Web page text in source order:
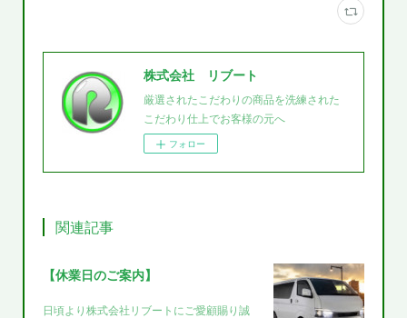
株式会社 リブート
厳選されたこだわりの商品を洗練された
こだわり仕上でお客様の元へ
フォロー
関連記事
【休業日のご案内】
日頃より株式会社リブートにご愛顧賜り誠